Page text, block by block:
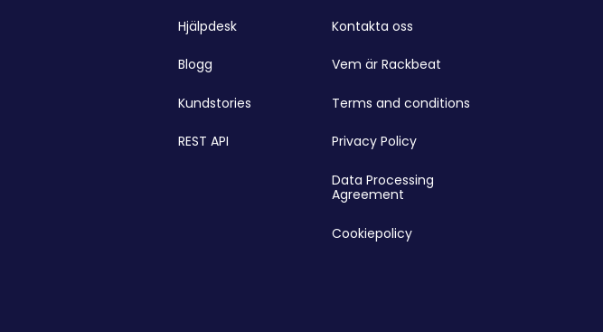
Hjälpdesk
Blogg
Kundstories
REST API
Kontakta oss
Vem är Rackbeat
Terms and conditions
Privacy Policy
Data Processing
Agreement
Cookiepolicy